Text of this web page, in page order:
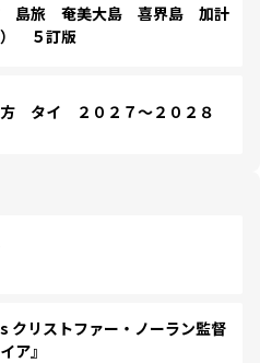
島旅 奄美大島 喜界島 加計
） ５訂版
タイ ２０２７～２０２８
クリストファー・ノーラン監督
ア』